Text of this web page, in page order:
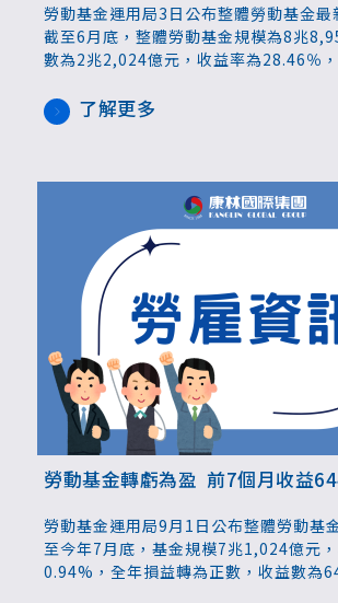
勞動基金運用局3日公布整體勞動基金
截至6月底，整體勞動基金規模為8兆
數為2兆2,024億元，收益率為28.46％
率28.19%。
了解更多
勞動基金轉虧為盈 前7個月收益
勞動基金運用局9月1日公布整體勞動基
至今年7月底，基金規模7兆1,024億元
0.94%，全年損益轉為正數，收益數為